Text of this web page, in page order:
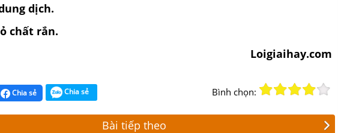
dịch.
chất rắn.
Loigiaihay.com
Chia sẻ Chia sẻ Bình chọn:
Bài tiếp theo